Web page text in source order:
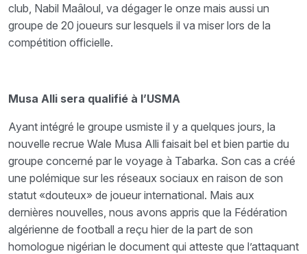
club, Nabil Maâloul, va dégager le onze mais aussi un
groupe de 20 joueurs sur lesquels il va miser lors de la
compétition officielle.
Musa Alli sera qualifié à l’USMA
Ayant intégré le groupe usmiste il y a quelques jours, la
nouvelle recrue Wale Musa Alli faisait bel et bien partie du
groupe concerné par le voyage à Tabarka. Son cas a créé
une polémique sur les réseaux sociaux en raison de son
statut «douteux» de joueur international. Mais aux
dernières nouvelles, nous avons appris que la Fédération
algérienne de football a reçu hier de la part de son
homologue nigérian le document qui atteste que l’attaquant